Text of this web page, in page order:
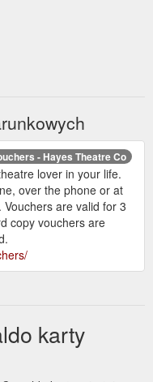
- Hayes Theatre Co
lover in your life.
over the phone or at
are valid for 3
copy vouchers are
karty